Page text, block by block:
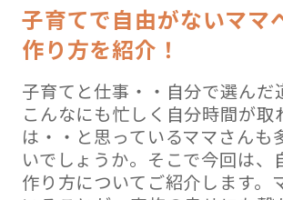
子育てで自由がないママ
作り方を紹介！
子育てと仕事・・自分で選んだ
こんなにも忙しく自分時間が取
は・・と思っているママさんも
いでしょうか。そこで今回は、
作り方についてご紹介します。